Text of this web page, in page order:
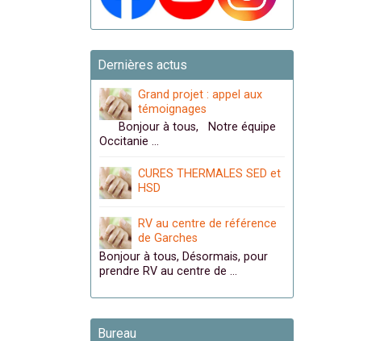
Dernières actus
Grand projet : appel aux
témoignages
Bonjour à tous, Notre équipe
Occitanie …
CURES THERMALES SED et
HSD
RV au centre de référence
de Garches
Bonjour à tous, Désormais, pour
prendre RV au centre de …
Bureau